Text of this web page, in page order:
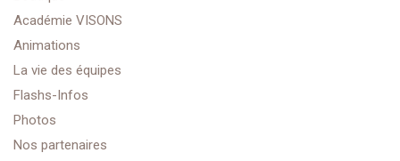
Académie VISONS
Animations
La vie des équipes
Flashs-Infos
Photos
Nos partenaires